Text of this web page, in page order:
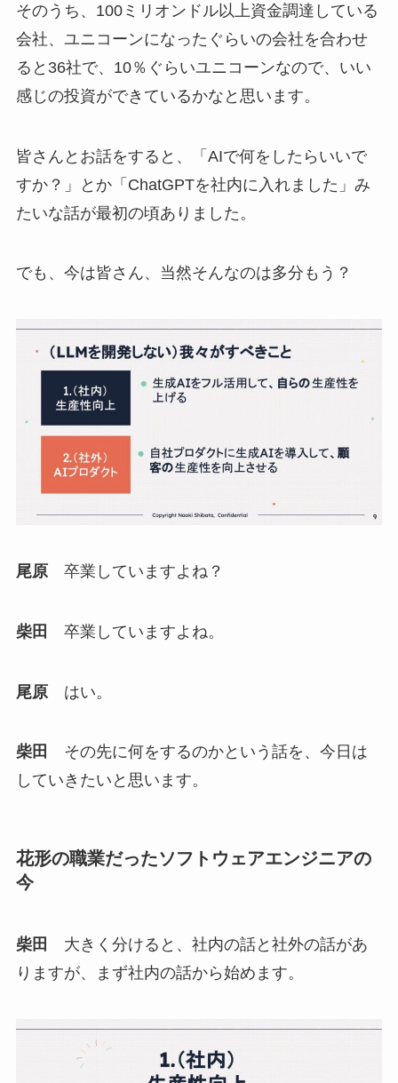
そのうち、100ミリオンドル以上資金調達している
会社、ユニコーンになったぐらいの会社を合わせ
ると36社で、10％ぐらいユニコーンなので、いい
感じの投資ができているかなと思います。
皆さんとお話をすると、「AIで何をしたらいいで
すか？」とか「ChatGPTを社内に入れました」み
たいな話が最初の頃ありました。
でも、今は皆さん、当然そんなのは多分もう？
尾原卒業していますよね？
柴田 卒業していますよね。
尾原はい。
柴田 その先に何をするのかという話を、今日は
していきたいと思います。
花形の職業だったソフトウェアエンジニアの
今
柴田 大きく分けると、社内の話と社外の話があ
りますが、まず社内の話から始めます。